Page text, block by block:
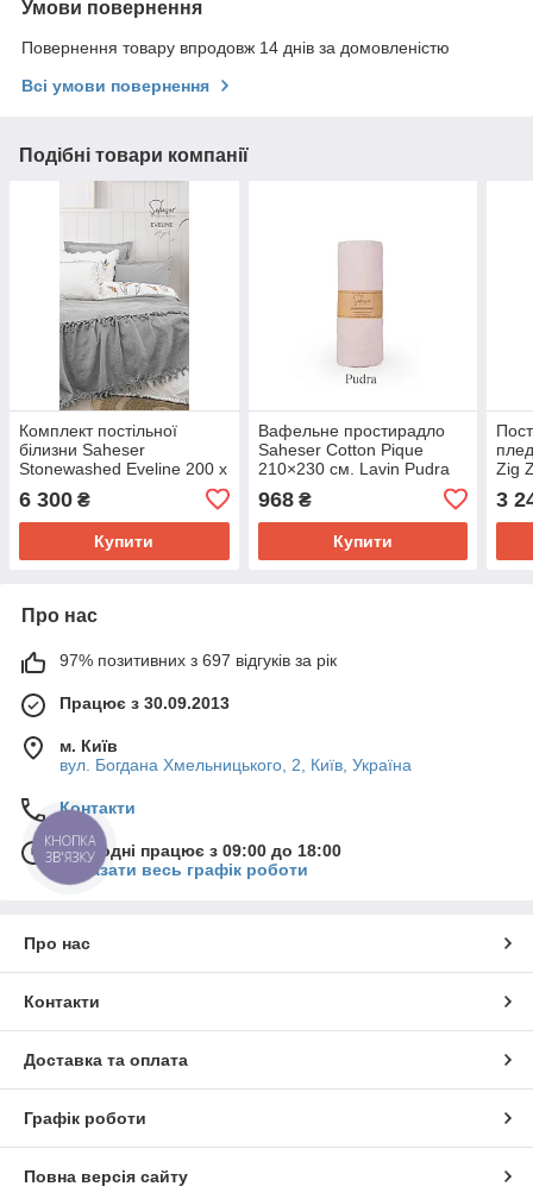
Умови повернення
Повернення товару впродовж 14 днів за домовленістю
Всі умови повернення
Подібні товари компанії
Комплект постільної
білизни Saheser
Stonewashed Eveline 200 х
6 300 ₴
Купити
Вафельне простирадло
Saheser Cotton Pique
210×230 см. Lavin Pudra
968₴
Купити
Zig
3
Про нас
97% позитивних з 697 відгуків за рік
Працює з 30.09.2013
м. Київ
вул. Богдана Хмельницького, 2, Київ, Україна
Контакти
Сьогодні працює з 09:00 до 18:00
Показати весь графік роботи
Про нас
Контакти
Доставка та оплата
Графік роботи
Повна версія сайту
КНОПКА
ЗВ'ЯЗКУ